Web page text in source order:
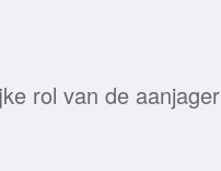
rol van de aanjager